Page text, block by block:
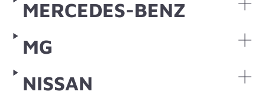
MERCEDES-BENZ
MG
NISSAN